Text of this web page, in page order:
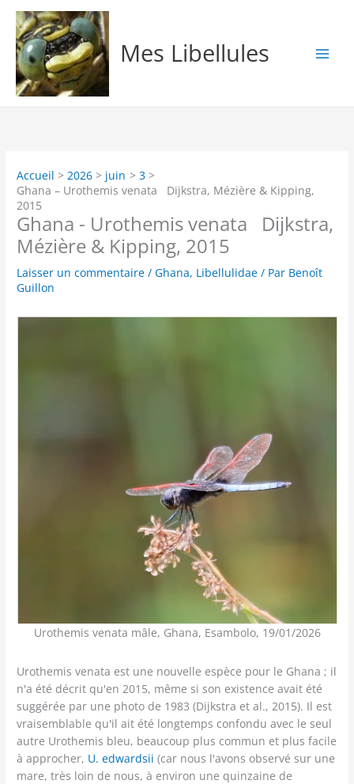
Aller
contenu
Mes Libellules
Accueil 2026 juin
3
Ghana – Urothemis venata Dijkstra, Mézière & Kipping,
2015
Ghana - Urothemis venata Dijkstra,
Mézière & Kipping, 2015
Laisser un commentaire /Ghana, Libellulidae / Par Benoît
Guillon
Urothemis venata mâle, Ghana, Esambolo, 19/01/2026
Urothemis venata est une nouvelle espèce pour le Ghana ; il
n'a été décrit qu'en 2015, même si son existence avait été
suggérée par une photo de 1983 (Dijkstra et al., 2015). Il est
vraisemblable qu'il ait été longtemps confondu avec le seul
autre Urothemis bleu, beaucoup plus commun et plus facile
à approcher, U. edwardsii (car nous l'avons observé sur une
mare, très loin de nous, à environ une quinzaine de